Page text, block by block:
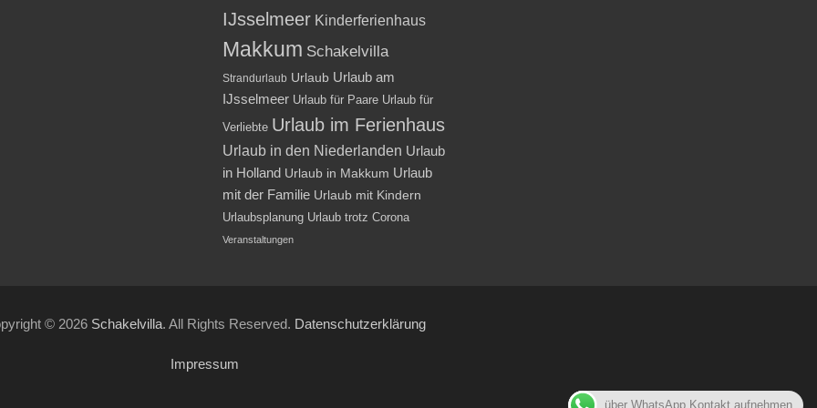
IJsselmeer Kinderferienhaus
Makkum Schakelvilla
Strandurlaub Urlaub Urlaub am
IJsselmeer Urlaub für Paare Urlaub für
Verliebte Urlaub im Ferienhaus
Urlaub in den Niederlanden Urlaub
in Holland Urlaub in Makkum Urlaub
mit der Familie Urlaub mit Kindern
Urlaubsplanung Urlaub trotz Corona
Veranstaltungen
© 2026 Schakelvilla. All Rights Reserved. Datenschutzerklärung
Impressum
über WhatsApp Kontakt aufnehmen